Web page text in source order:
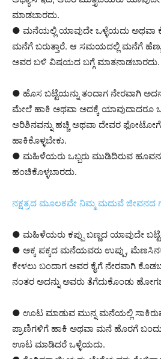
ಮಾಡಬಾರದು.
● ಮನೆಯಲ್ಲಿ ಯಾವುದೇ ಒಳ್ಳೆಯದು ಅಥವಾ
ಮನೆಗೆ ಬರುತ್ತಾರೆ. ಆ ಸಮಯದಲ್ಲಿ ಮನೆಗೆ
ಅವರ ಬಳಿ ವಿಷಯದ ಬಗ್ಗೆ ಮಾತನಾಡಬಾರದು.
● ಹೊಸ ಬಟ್ಟೆಯನ್ನು ತಂದಾಗ ನೇರವಾಗಿ
ಮೇಲೆ ಹಾಕಿ ಅಥವಾ ಅದಕ್ಕೆ ಯಾವುದಾದರೂ
ಅರಿಶಿನವನ್ನು ಹಚ್ಚಿ ಅಥವಾ ದೇವರ ಫೋಟೋಗೆ
ಹಾಕಿಕೊಳ್ಳಬೇಕು.
● ಮಹಿಳೆಯರು ಒಬ್ಬರು ಮುಡಿದಿರುವ
ಹಂಚಿಕೊಳ್ಳಬಾರದು.
ನಕ್ಷತ್ರದ ಮೂಲಕವೇ ನಿಮ್ಮ ಮದುವೆ ಜೀವನದ
● ಮಹಿಳೆಯರು ಕಪ್ಪು ಬಣ್ಣದ ಯಾವುದೇ
● ಅಕ್ಕ ಪಕ್ಕದ ಮನೆಯವರು ಉಪ್ಪು,
ಕೇಳಲು ಬಂದಾಗ ಅವರ ಕೈಗೆ ನೇರವಾಗಿ
ನಂತರ ಅದನ್ನು ಅವರು ತೆಗೆದುಕೊಂಡು
● ಊಟ ಮಾಡುವ ಮುನ್ನ ಮನೆಯಲ್ಲಿ ಸಾಕಿರುವ
ಪ್ರಾಣಿಗಳಿಗೆ ಹಾಕಿ ಅಥವಾ ಮನೆ ಹೊರಗೆ
ಊಟ ಮಾಡಿದರೆ ಒಳ್ಳೆಯದು.